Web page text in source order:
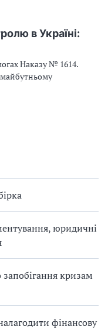
юридичні
кризам
фінансову
в Україні:
Наказу № 1614.